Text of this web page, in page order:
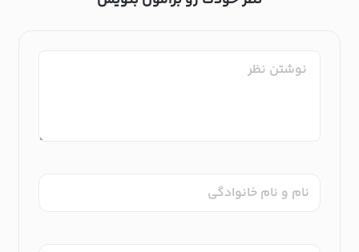
نام و نام خانوادگی